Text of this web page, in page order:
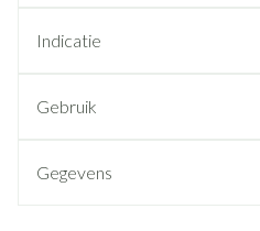
Indicatie
Gebruik
Gegevens